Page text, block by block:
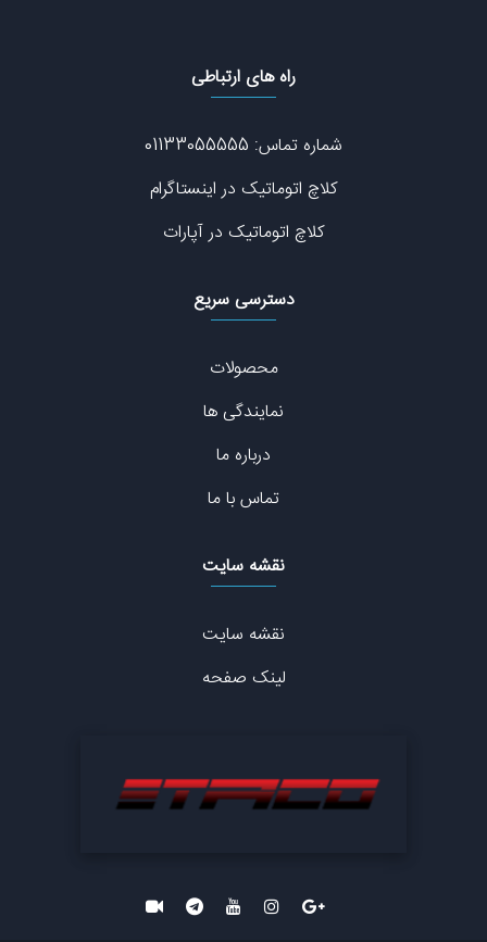
راه های ارتباطی
شماره تماس: 01133055555
کلاچ اتوماتیک در اینستاگرام
کلاچ اتوماتیک در آپارات
دسترسی سریع
محصولات
نمایندگی ها
درباره ما
تماس با ما
نقشه سایت
نقشه سایت
لینک صفحه